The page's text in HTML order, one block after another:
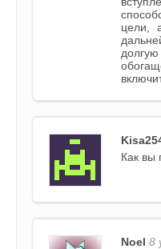
цели,
Как вы
Noel 8